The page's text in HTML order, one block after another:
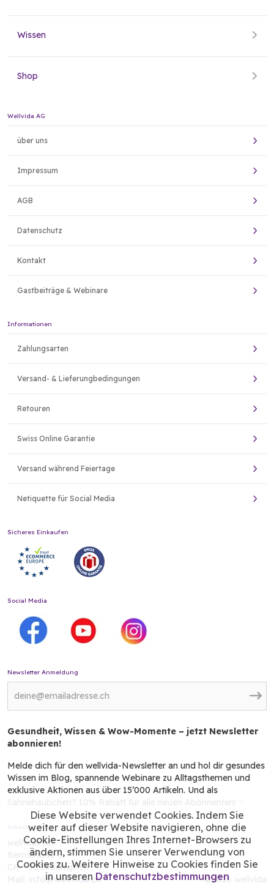
Diese Website verwendet Cookies. Indem Sie
weiter auf dieser Website navigieren, ohne die
Cookie-Einstellungen Ihres Internet-Browsers zu
ändern, stimmen Sie unserer Verwendung von
Cookies zu. Weitere Hinweise zu Cookies finden Sie
in unseren Datenschutzbestimmungen
Wissen
Shop
Wellvida AG
über uns
Impressum
AGB
Datenschutz
Kontakt
Gastbeiträge & Webinare
Informationen
Zahlungsarten
Versand- & Lieferungbedingungen
Retouren
Swiss Online Garantie
Versand während Feiertage
Netiquette für Social Media
Sicheres Einkaufen
Social Media
Newsletter Anmeldung
Gesundheit, Wissen & Wow-Momente – jetzt Newsletter
abonnieren!
Melde dich für den wellvida-Newsletter an und hol dir gesundes
Wissen im Blog, spannende Webinare zu Alltagsthemen und
exklusive Aktionen aus über 15’000 Artikeln. Und als
Adresse
wellvida AG
Bernstrasse 3
CH - 3054 Schüpfen
info@wellvida.ch ©2026 wellvida